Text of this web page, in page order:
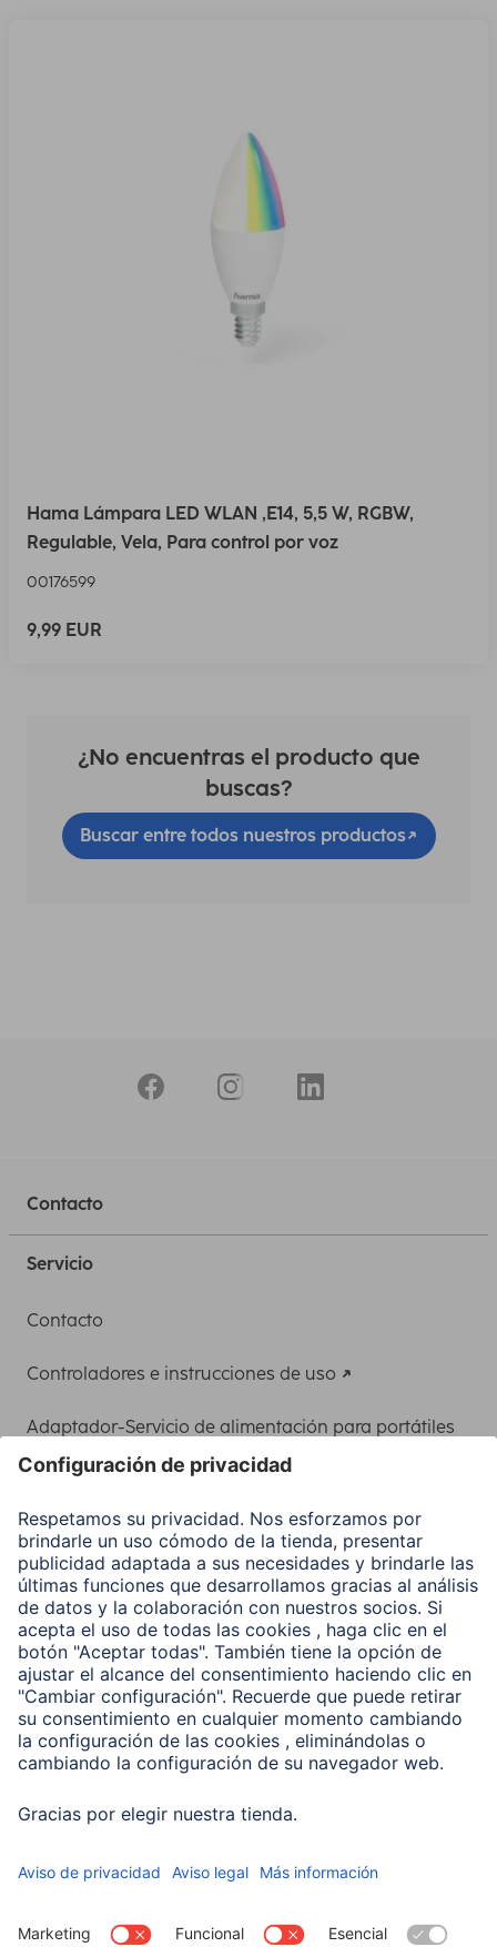
Hama Lámpara LED WLAN ,E14, 5,5 W, RGBW,
Regulable, Vela, Para control por voz
00176599
9,99 EUR
¿No encuentras el producto que
buscas?
Buscar entre todos nuestros productos
Contacto
Servicio
Contacto
Controladores e instrucciones de uso
Adaptador-Servicio de alimentación para portátiles
Clientes online
Conviértete en distribuidor
Compañía
Historia de la empresa
Hama en todo el Mundo
Sostenibilidad
Business-Portal